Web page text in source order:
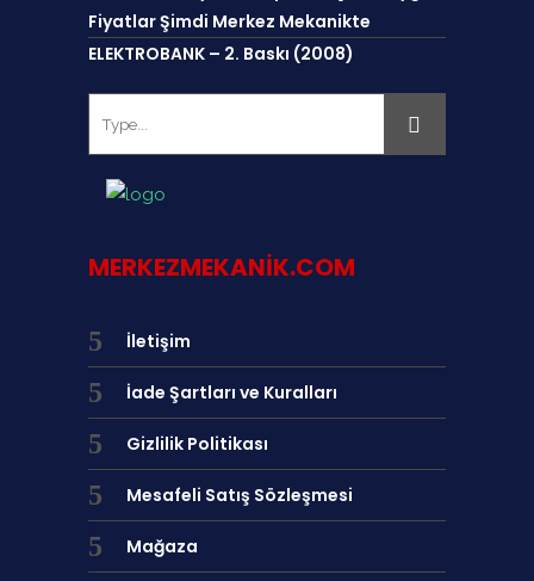
Fiyatlar Şimdi Merkez Mekanikte
ELEKTROBANK – 2. Baskı (2008)
MERKEZMEKANIK.COM
İletişim
İade Şartları ve Kuralları
Gizlilik Politikası
Mesafeli Satış Sözleşmesi
Mağaza